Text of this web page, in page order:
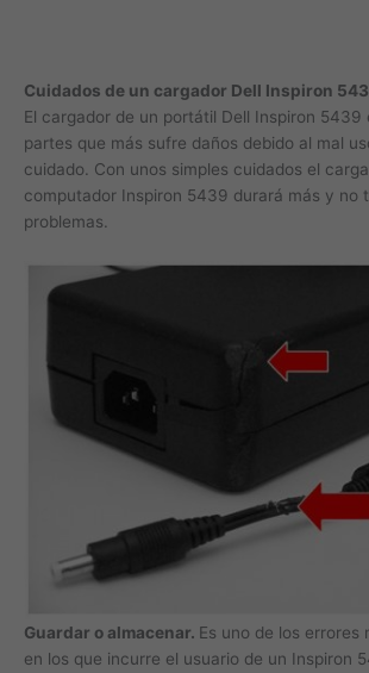
Cuidados de un cargador Dell Inspiron
El cargador de un portátil Dell Inspiron 5439
partes que más sufre daños debido al mal
cuidado. Con unos simples cuidados el
computador Inspiron 5439 durará más y no
problemas.
Guardar o almacenar. Es uno de los errores
en los que incurre el usuario de un Inspiron